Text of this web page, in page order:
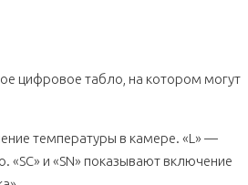
цифровое табло, на котором могут
температуры в камере. «L» —
«SC» и «SN» показывают включение